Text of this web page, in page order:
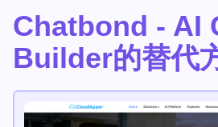
Chatbond - AI
Builder的替代